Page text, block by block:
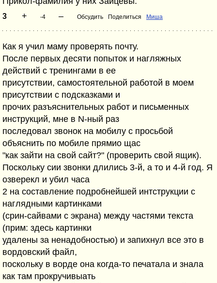
3 + -4 – Обсудить Поделиться Миша
Как я учил маму проверять почту.
После первых десяти попыток и нагляжных
действий с тренингами в ее
присутствии, самостоятельной работой в моем
присутствии с подсказками и
прочих разъяснительных работ и письменных
инструкций, мне в N-ный раз
последовал звонок на мобилу с просьбой
объяснить по мобиле прямио щас
"как зайти на свой сайт?" (проверить свой ящик).
Поскольку сии звонки длились 3-й, а то и 4-й год. Я
озверекл и убил часа
2 на составление подробнейшей интструкции с
наглядными картинками
(срин-сайвами с экрана) между частями текста
(прим: здесь картинки
удалены за ненадобностью) и запихнул все это в
вордовский файл,
поскольку в ворде она когда-то печатала и знала
как там прокручивыать